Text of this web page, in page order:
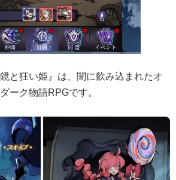
と狂い姫』は、闇に飲み込まれたオ
ーク物語RPGです。